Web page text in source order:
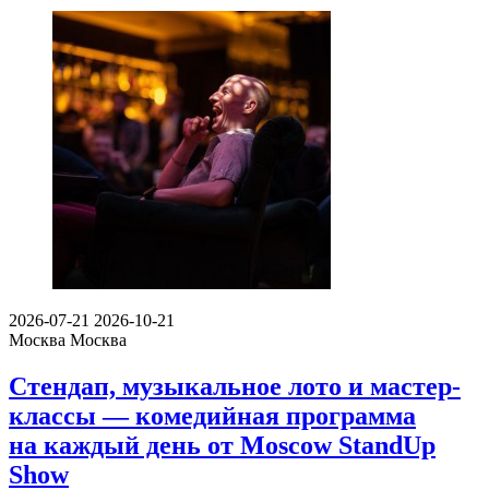
2026-07-21 2026-10-21
Москва Москва
Стендап, музыкальное лото и мастер-
классы — комедийная программа
на каждый день от Moscow StandUp
Show